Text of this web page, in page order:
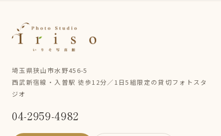
埼玉県狭山市水野456-5
西武新宿線・入曽駅 徒歩12分／1日5組限定の貸切フォトスタ
ジオ
04-2959-4982